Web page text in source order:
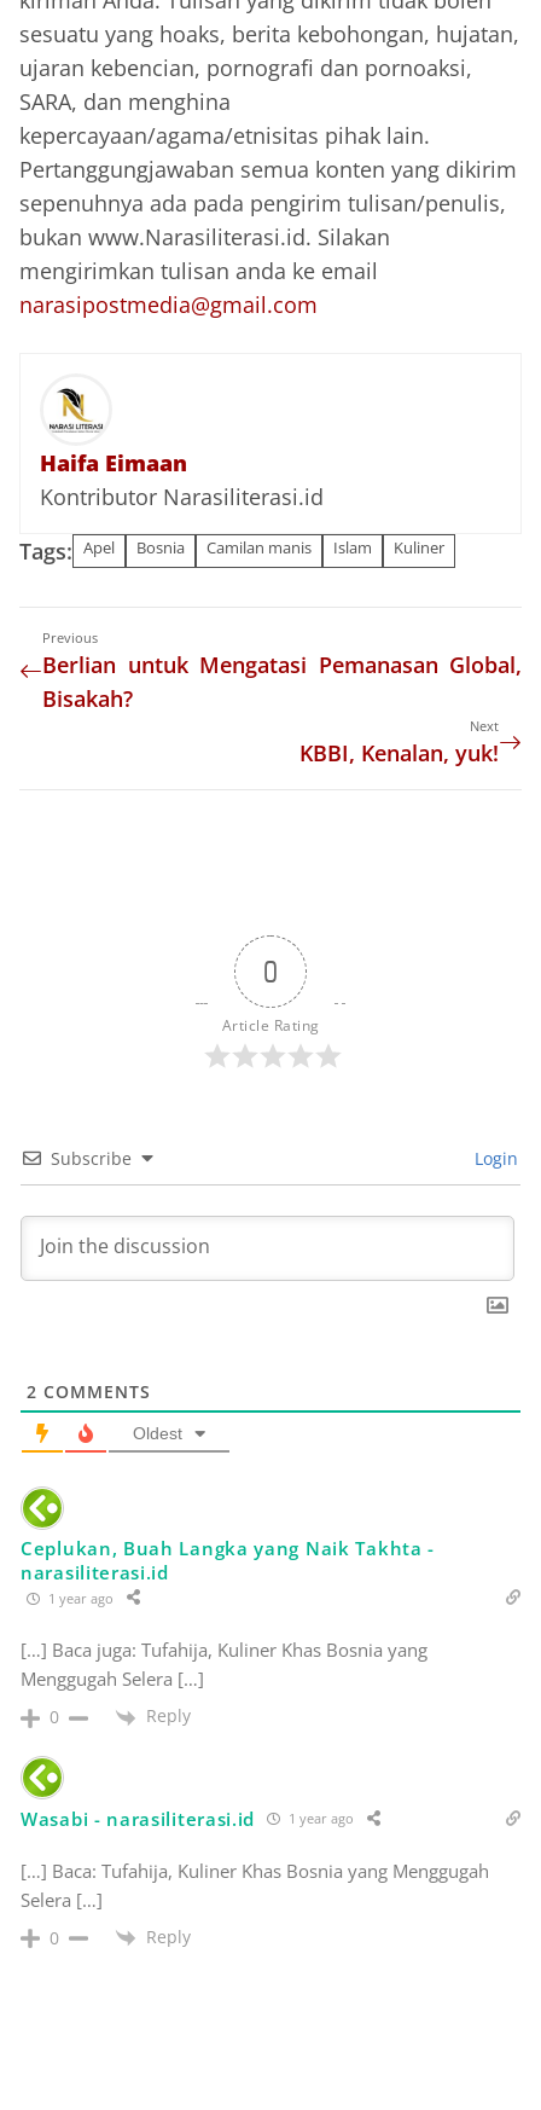
sesuatu yang hoaks, berita kebohongan, hujatan,
ujaran kebencian, pornografi dan pornoaksi,
SARA, dan menghina
kepercayaan/agama/etnisitas pihak lain.
Pertanggungjawaban semua konten yang dikirim
sepenuhnya ada pada pengirim tulisan/penulis,
bukan www.Narasiliterasi.id. Silakan
mengirimkan tulisan anda ke email
narasipostmedia@gmail.com
Haifa Eimaan
Kontributor Narasiliterasi.id
Tags: Apel Bosnia Camilan manis Islam Kuliner
Previous
Berlian untuk Mengatasi Pemanasan Global,
Bisakah?
Next
KBBI, Kenalan, yuk!
0
Article Rating
Subscribe Login
2 COMMENTS
Oldest
Ceplukan, Buah Langka yang Naik Takhta -
narasiliterasi.id
1 year ago
[…] Baca juga: Tufahija, Kuliner Khas Bosnia yang
Menggugah Selera […]
0 Reply
Wasabi - narasiliterasi.id 1 year ago
[…] Baca: Tufahija, Kuliner Khas Bosnia yang Menggugah
Selera […]
0 Reply